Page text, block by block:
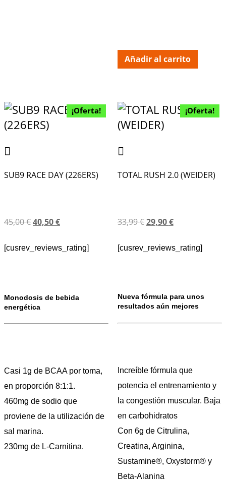
Añadir al carrito
¡Oferta!
SUB9 RACE DAY (226ERS)
45,00€40,50€
[cusrev_reviews_rating]
Monodosis de bebida
energética
Casi 1g de BCAA por toma,
en proporción 8:1:1.
460mg de sodio que
proviene de la utilización de
sal marina.
230mg de L-Carnitina.
¡Oferta!
TOTAL RUSH 2.0 (WEIDER)
33,99€29,90€
[cusrev_reviews_rating]
Nueva fórmula para unos
resultados aún mejores
Increíble fórmula que
potencia el entrenamiento y
la congestión muscular. Baja
en carbohidratos
Con 6g de Citrulina,
Creatina, Arginina,
Sustamine®, Oxystorm® y
Beta-Alanina